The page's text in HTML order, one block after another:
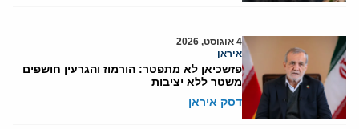
4 אוגוסט, 2026
איראן
פזשכיאן לא מתפטר: הורמוז והגרעין חושפים
משטר ללא יציבות
דסק איראן